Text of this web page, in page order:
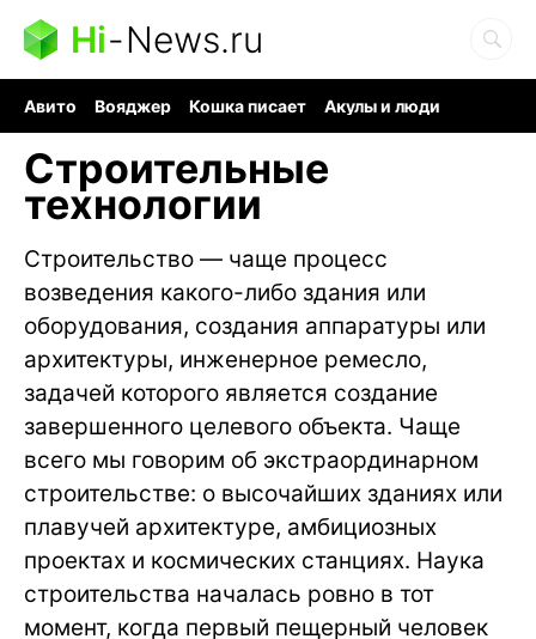
Hi-News.ru
Авито Вояджер Кошка писает
Акулы и люди
Строительные
технологии
Строительство — чаще процесс
возведения какого-либо здания или
оборудования, создания аппаратуры или
архитектуры, инженерное ремесло,
задачей которого является создание
завершенного целевого объекта. Чаще
всего мы говорим об экстраординарном
строительстве: о высочайших зданиях или
плавучей архитектуре, амбициозных
проектах и космических станциях. Наука
строительства началась ровно в тот
момент, когда первый пещерный человек